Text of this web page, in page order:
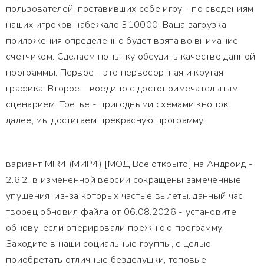
пользователей, поставивших себе игру - по сведениям
наших игроков набежало 310000. Ваша загрузка
приложения определенно будет взята во внимание
счетчиком. Сделаем попытку обсудить качество данной
программы. Первое - это первосортная и крутая
графика. Второе - воедино с достопримечательным
сценарием. Третье - пригодными схемами кнопок.
далее, мы достигаем прекрасную программу.
вариант MIR4 (МИР4) [МОД Все открыто] на Андроид -
2.6.2, в измененной версии сокращены замеченные
упущения, из-за которых частые вылеты. данный час
творец обновил файла от 06.08.2026 - установите
обнову, если оперировали прежнюю программу.
Заходите в наши социальные группы, с целью
приобретать отличные безделушки, топовые